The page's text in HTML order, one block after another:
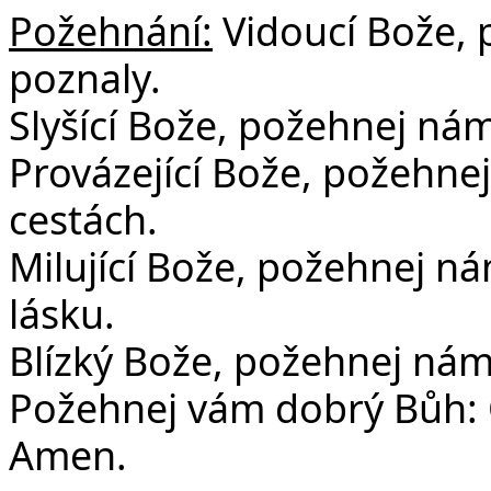
Požehnání: Vidoucí Bože,
poznaly.
Slyšící Bože, požehnej
Provázející Bože,
cestách.
Milující Bože, požehnej
lásku.
Blízký Bože, požehnej
Požehnej vám dobrý Bůh:
Amen.